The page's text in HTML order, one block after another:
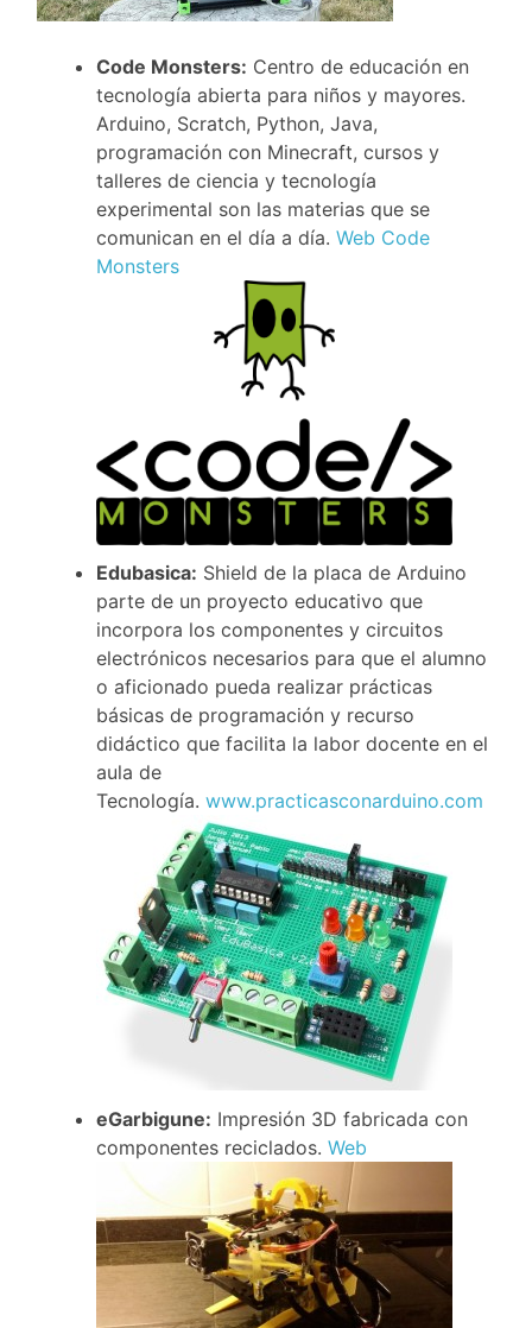
Code Monsters: Centro de educación en
tecnología abierta para niños y mayores.
Arduino, Scratch, Python, Java,
programación con Minecraft, cursos y
talleres de ciencia y tecnología
experimental son las materias que se
comunican en el día a día.Web Code
Monsters
Edubasica: Shield de la placa de Arduino
parte de un proyecto educativo que
incorpora los componentes y circuitos
electrónicos necesarios para que el alumno
o aficionado pueda realizar prácticas
básicas de programación y recurso
didáctico que facilita la labor docente en el
aula de
Tecnología.www.practicasconarduino.com
eGarbigune: Impresión 3D fabricada con
componentes reciclados.Web